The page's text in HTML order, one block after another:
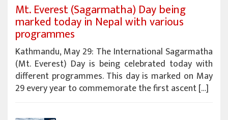
Mt. Everest (Sagarmatha) Day being
marked today in Nepal with various
programmes
Kathmandu, May 29: The International Sagarmatha
(Mt. Everest) Day is being celebrated today with
different programmes. This day is marked on May
29 every year to commemorate the first ascent […]